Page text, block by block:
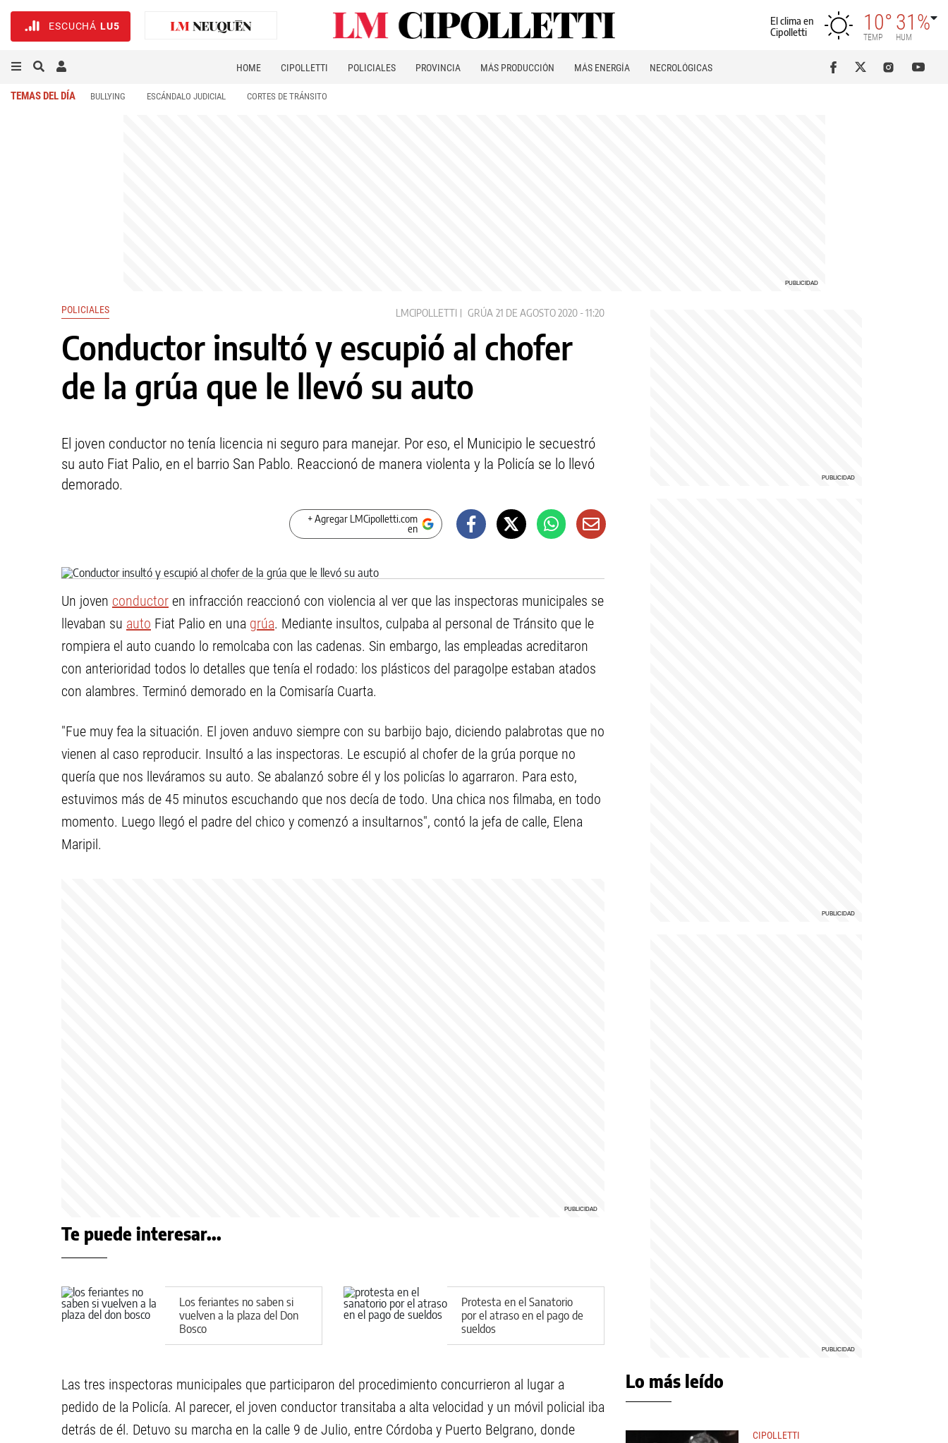
ESCUCHÁ LU5
El clima en
Cipolletti
10°
TEMP
31%
HUM
HOME CIPOLLETTI POLICIALES PROVINCIA MÁS PRODUCCIÓN MÁS ENERGÍA NECROLÓGICAS
TEMAS DEL DÍA BULLYING ESCÁNDALO JUDICIAL CORTES DE TRÁNSITO
POLICIALES LMCIPOLLETTI GRÚA 21 DE AGOSTO 2020 - 11:20
Conductor insultó y escupió al chofer
de la grúa que le llevó su auto
El joven conductor no tenía licencia ni seguro para manejar. Por eso, el Municipio le secuestró
su auto Fiat Palio, en el barrio San Pablo. Reaccionó de manera violenta y la Policía se lo llevó
demorado.
+ Agregar LMCipolletti.com
en
Un joven conductor en infracción reaccionó con violencia al ver que las inspectoras municipales se
llevaban su auto Fiat Palio en una grúa. Mediante insultos, culpaba al personal de Tránsito que le
rompiera el auto cuando lo remolcaba con las cadenas. Sin embargo, las empleadas acreditaron
con anterioridad todos lo detalles que tenía el rodado: los plásticos del paragolpe estaban atados
con alambres. Terminó demorado en la Comisaría Cuarta.
"Fue muy fea la situación. El joven anduvo siempre con su barbijo bajo, diciendo palabrotas que no
vienen al caso reproducir. Insultó a las inspectoras. Le escupió al chofer de la grúa porque no
quería que nos lleváramos su auto. Se abalanzó sobre él y los policías lo agarraron. Para esto,
estuvimos más de 45 minutos escuchando que nos decía de todo. Una chica nos filmaba, en todo
momento. Luego llegó el padre del chico y comenzó a insultarnos", contó la jefa de calle, Elena
Maripil.
Te puede interesar...
Los feriantes no saben si
vuelven a la plaza del Don
Bosco
Protesta en el Sanatorio
por el atraso en el pago de
sueldos
Las tres inspectoras municipales que participaron del procedimiento concurrieron al lugar a
pedido de la Policía. Al parecer, el joven conductor transitaba a alta velocidad y un móvil policial iba
detrás de él. Detuvo su marcha en la calle 9 de Julio, entre Córdoba y Puerto Belgrano, donde
Lo más leído
CIPOLLETTI